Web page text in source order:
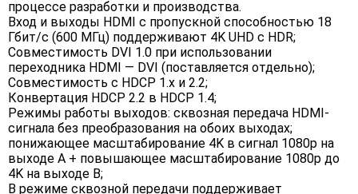
процессе разработки и производства.
Вход и выходы HDMI с пропускной способностью 18
Гбит/с (600 МГц) поддерживают 4K UHD с HDR;
Совместимость DVI 1.0 при использовании
переходника HDMI — DVI (поставляется отдельно);
Совместимость с HDCP 1.х и 2.2;
Конвертация HDCP 2.2 в HDCP 1.4;
Режимы работы выходов: сквозная передача HDMI-
сигнала без преобразования на обоих выходах;
понижающее масштабирование 4K в сигнал 1080p на
выходе А + повышающее масштабирование 1080p до
4K на выходе B;
В режиме сквозной передачи поддерживает